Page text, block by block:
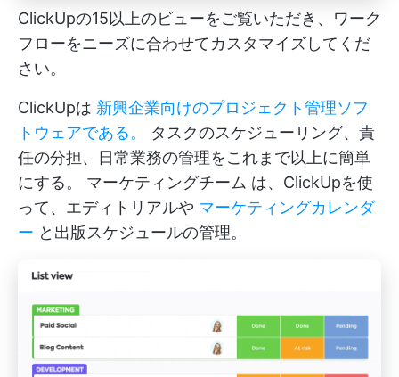
ClickUpの15以上のビューをご覧いただき、ワーク
フローをニーズに合わせてカスタマイズしてくだ
さい。
ClickUpは 新興企業向けのプロジェクト管理ソフ
トウェアである。
タスクのスケジューリング、責
任の分担、日常業務の管理をこれまで以上に簡単
にする。 マーケティングチーム は、ClickUpを使
って、エディトリアルや マーケティングカレンダ
ー と出版スケジュールの管理。